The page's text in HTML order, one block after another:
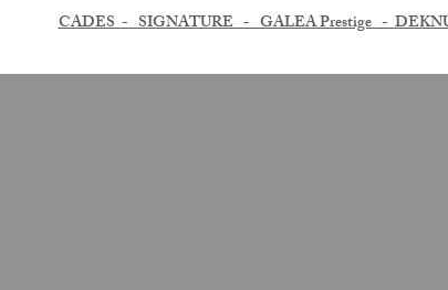
CADES - SIGNATURE - GALEA Prestige -